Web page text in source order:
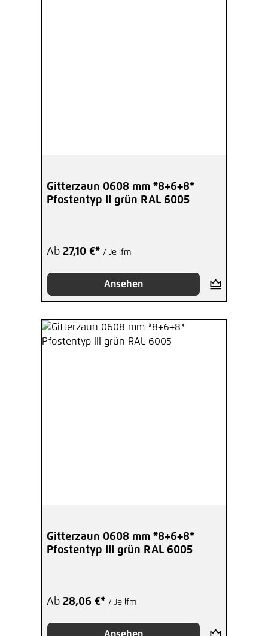
Gitterzaun 0608 mm *8+6+8*
Pfostentyp II grün RAL 6005
Ab 27,10 €* / Je lfm
Ansehen
Gitterzaun 0608 mm *8+6+8*
Pfostentyp III grün RAL 6005
Ab 28,06 €* / Je lfm
Ansehen